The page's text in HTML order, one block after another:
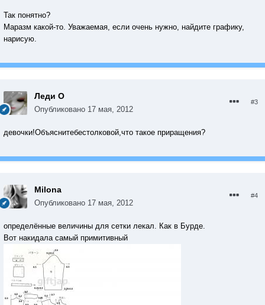
Так понятно?
Маразм какой-то. Уважаемая, если очень нужно, найдите графику,
нарисую.
Леди О
Опубликовано 17 мая, 2012
#3
девочки!Объяснитебестолковой,что такое приращения?
Milona
Опубликовано 17 мая, 2012
#4
определённые величины для сетки лекал. Как в Бурде.
Вот накидала самый примитивный